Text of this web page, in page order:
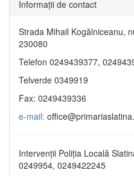
Informaţii de contact
Strada Mihail Kogălniceanu,
230080
Telefon 0249439377,
Telverde 0349919
Fax: 0249439336
e-mail:
Intervenții Poliția Locală
0249954, 0249422245